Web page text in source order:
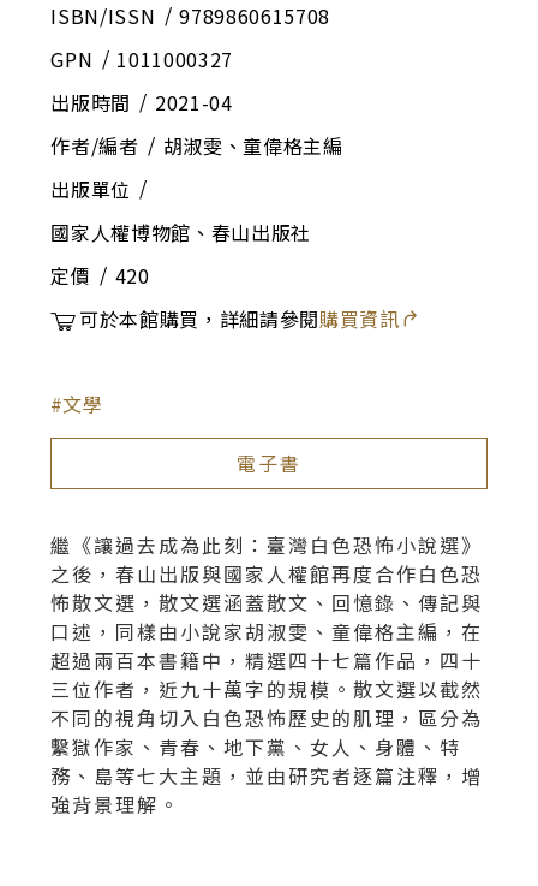
ISBN/ISSN
9789860615708
GPN
1011000327
出版時間
2021-04
作者/編者
胡淑雯、童偉格主編
出版單位
國家人權博物館、春山出版社
定價
420
可於本館購買，詳細請參閱購買資訊
文學
電子書
繼《讓過去成為此刻：臺灣白色恐怖小說選》
之後，春山出版與國家人權館再度合作白色恐
怖散文選，散文選涵蓋散文、回憶錄、傳記與
口述，同樣由小說家胡淑雯、童偉格主編，在
超過兩百本書籍中，精選四十七篇作品，四十
三位作者，近九十萬字的規模。散文選以截然
不同的視角切入白色恐怖歷史的肌理，區分為
繫獄作家、青春、地下黨、女人、身體、特
務、島等七大主題，並由研究者逐篇注釋，增
強背景理解。